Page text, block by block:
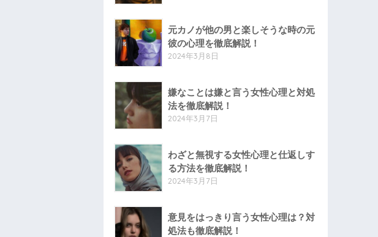
元カノが他の男と楽しそうな時の元
彼の心理を徹底解説！
2024年3月8日
嫌なことは嫌と言う女性心理と対処
法を徹底解説！
2024年3月7日
わざと無視する女性心理と仕返しす
る方法を徹底解説！
2024年3月7日
意見をはっきり言う女性心理は？対
処法も徹底解説！